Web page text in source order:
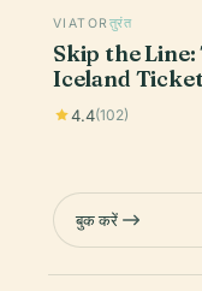
VIATOR तुरंत
Skip the
Iceland
4.4(102)
बुक करें